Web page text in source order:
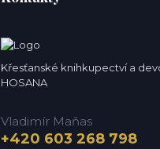
Křesťanské knihkupectví a
HOSANA
Vladimír Maňas
+420 603 268 798